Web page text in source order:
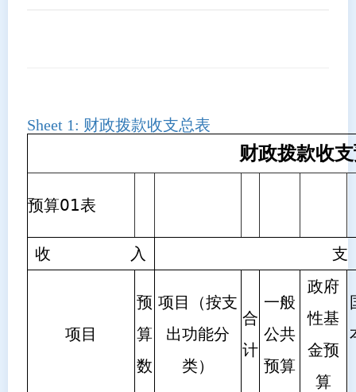
Sheet 1: 财政拨款收支总表
财政拨款收
预算01表
收 入
项目
预
算
数
项目（按支
出功能分
类）
合
计
一般
公共
预算
政府
性基
金预
算